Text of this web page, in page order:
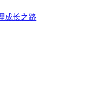
成长之路